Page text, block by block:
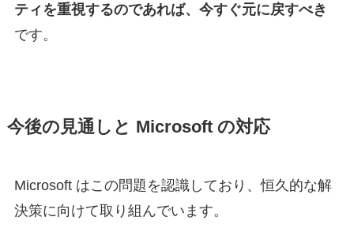
ティを重視するのであれば、今すぐ元に戻すべき
です。
今後の見通しと Microsoft の対応
Microsoft はこの問題を認識しており、恒久的な解
決策に向けて取り組んでいます。